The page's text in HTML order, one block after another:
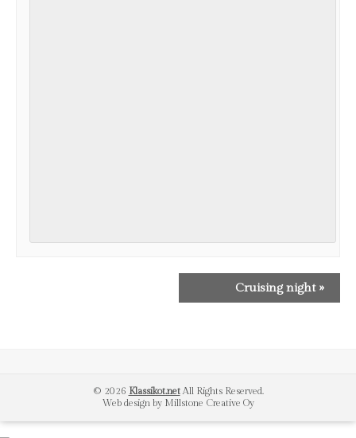
Cruising night »
© 2026 Klassikot.netAll Rights Reserved.
Web design by Millstone Creative Oy